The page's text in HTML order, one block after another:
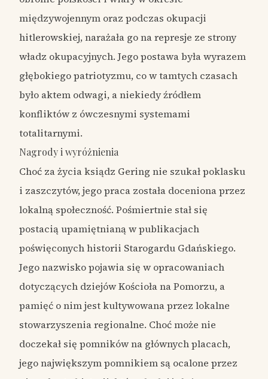
międzywojennym oraz podczas okupacji
hitlerowskiej, narażała go na represje ze strony
władz okupacyjnych. Jego postawa była wyrazem
głębokiego patriotyzmu, co w tamtych czasach
było aktem odwagi, a niekiedy źródłem
konfliktów z ówczesnymi systemami
totalitarnymi.
Nagrody i wyróżnienia
Choć za życia ksiądz Gering nie szukał poklasku
i zaszczytów, jego praca została doceniona przez
lokalną społeczność. Pośmiertnie stał się
postacią upamiętnianą w publikacjach
poświęconych historii Starogardu Gdańskiego.
Jego nazwisko pojawia się w opracowaniach
dotyczących dziejów Kościoła na Pomorzu, a
pamięć o nim jest kultywowana przez lokalne
stowarzyszenia regionalne. Choć może nie
doczekał się pomników na głównych placach,
jego największym pomnikiem są ocalone przez